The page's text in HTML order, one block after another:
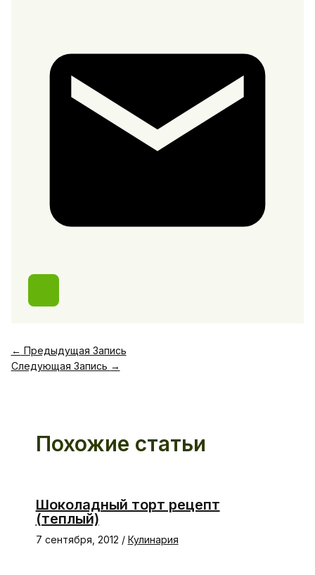
← Предыдущая Запись
Следующая Запись →
Похожие статьи
Шоколадный торт рецепт
(теплый)
7 сентября, 2012 / Кулинария